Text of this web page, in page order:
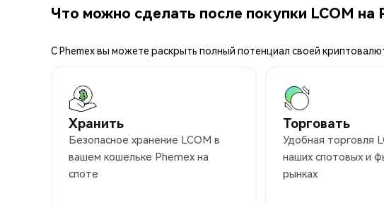
Что можно сделать после покупки LCOM на
С Phemex вы можете раскрыть полный потенциал своей
Хранить
Безопасное хранение LCOM в
вашем кошельке Phemex на
споте
Торговать
Удобная торговля
наших спотовых и
рынках